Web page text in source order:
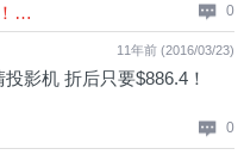
7折优惠！澳洲包邮！可退税！
0
11年前 (2016/03/23)
影机 折后只要$886.4！
0